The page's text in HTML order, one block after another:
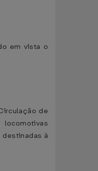
em vista o
de
destinadas à